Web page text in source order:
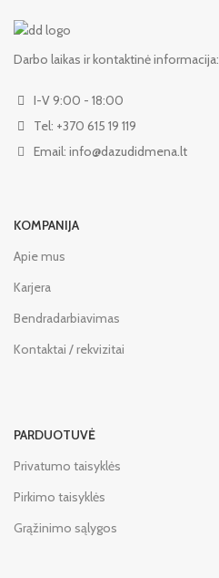
Darbo laikas ir kontaktinė informacija:
I-V 9:00 - 18:00
Tel: +370 615 19 119
Email: info@dazudidmena.lt
KOMPANIJA
Apie mus
Karjera
Bendradarbiavimas
Kontaktai / rekvizitai
PARDUOTUVĖ
Privatumo taisyklės
Pirkimo taisyklės
Grąžinimo sąlygos